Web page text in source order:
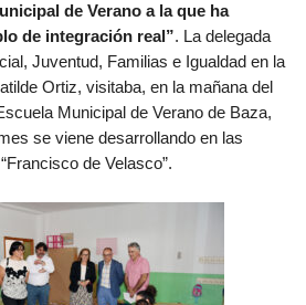
de Verano a la que ha
de integración real”. La delegada
Juventud, Familias e Igualdad en la
Ortiz, visitaba, en la mañana del
Municipal de Verano de Baza,
se viene desarrollando en las
de Velasco”.